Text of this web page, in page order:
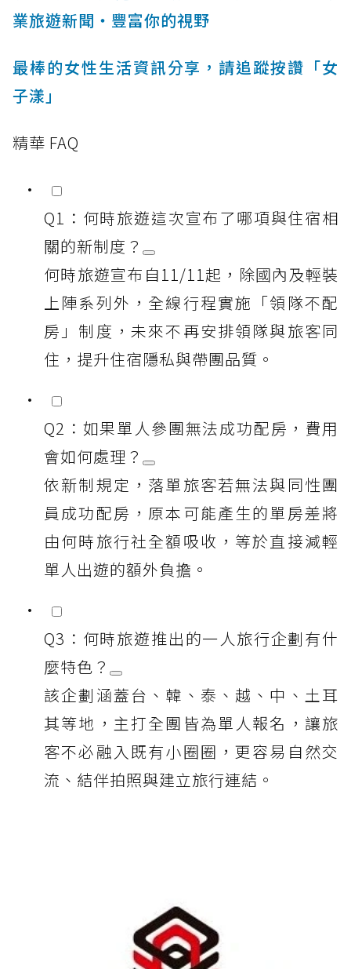
業旅遊新聞‧豐富你的視野
最棒的女性生活資訊分享，請追蹤按讚「女
子漾」
精華 FAQ
Q1：何時旅遊這次宣布了哪項與住宿相
關的新制度？
何時旅遊宣布自11/11起，除國內及輕裝
上陣系列外，全線行程實施「領隊不配
房」制度，未來不再安排領隊與旅客同
住，提升住宿隱私與帶團品質。
Q2：如果單人參團無法成功配房，費用
會如何處理？
依新制規定，落單旅客若無法與同性團
員成功配房，原本可能產生的單房差將
由何時旅行社全額吸收，等於直接減輕
單人出遊的額外負擔。
Q3：何時旅遊推出的一人旅行企劃有什
麼特色？
該企劃涵蓋台、韓、泰、越、中、土耳
其等地，主打全團皆為單人報名，讓旅
客不必融入既有小圈圈，更容易自然交
流、結伴拍照與建立旅行連結。